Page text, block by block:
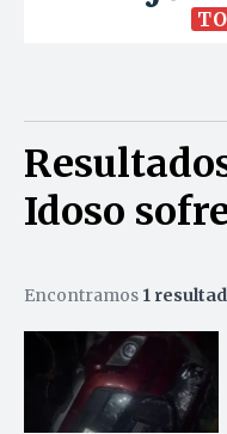
Idoso
Encontramos 1